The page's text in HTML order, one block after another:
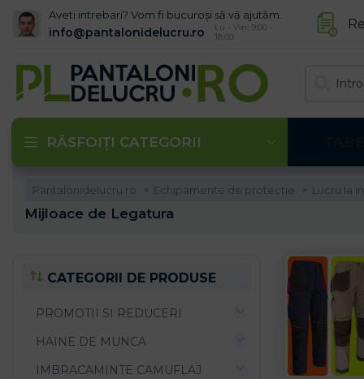
Aveti intrebari? Vom fi bucuroși să vă ajutăm.
info@pantalonidelucru.ro
Lu - Vin: 9:00 -
18:00
RĂSFOIȚI CATEGORII
Pantalonidelucru.ro Echipamente de protectie Lucru la
Mijloace de Legatura
CATEGORII DE PRODUSE
PROMOTII SI REDUCERI
HAINE DE MUNCA
IMBRACAMINTE CAMUFLAJ